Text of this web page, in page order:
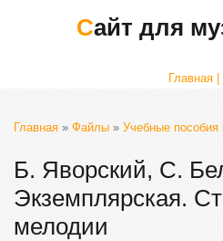
Сайт для
Главная |
Главная » Файлы » Учебные пособия
Б. Яворский, С.
Экземплярская.
мелодии